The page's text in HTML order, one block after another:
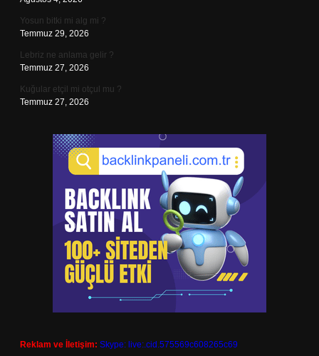
Yosun bitki mi alg mi ?
Temmuz 29, 2026
Lebriz ne anlama gelir ?
Temmuz 27, 2026
Kuğular etçil mi otçul mu ?
Temmuz 27, 2026
Reklam ve İletişim: Skype: live:.cid.575569c608265c69